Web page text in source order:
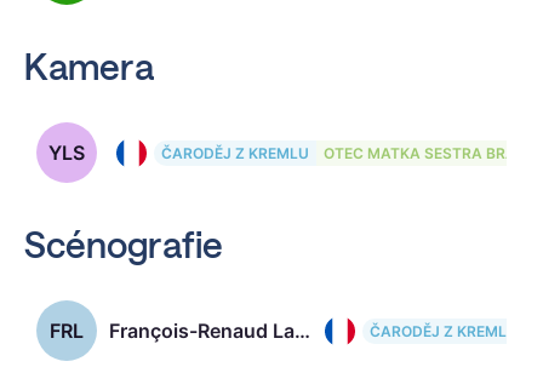
Kamera
YLS Yorick Le Saux, 57
ČARODĚJ Z KREMLU OTEC MATKA SESTRA BRATR
Scénografie
FRL François-Renaud Labarthe ČARODĚJ Z KREMLU